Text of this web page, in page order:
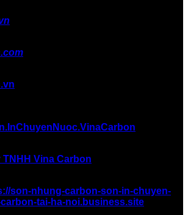
Vina Carbon
son-nhung-carbon-son-in-chuyen-
tai-ha-noi.business.site